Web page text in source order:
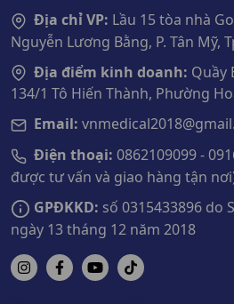
Địa chỉ VP: Lầu 15 tòa nhà
Nguyễn Lương Bằng, P. Tân Mỹ,
Địa điểm kinh doanh: Quầy
134/1 Tô Hiến Thành, Phường
Email:
Điện thoại: 0862109099 -
được tư vấn và giao hàng tận
GPĐKKD: số 0315433896 do
ngày 13 tháng 12 năm 2018